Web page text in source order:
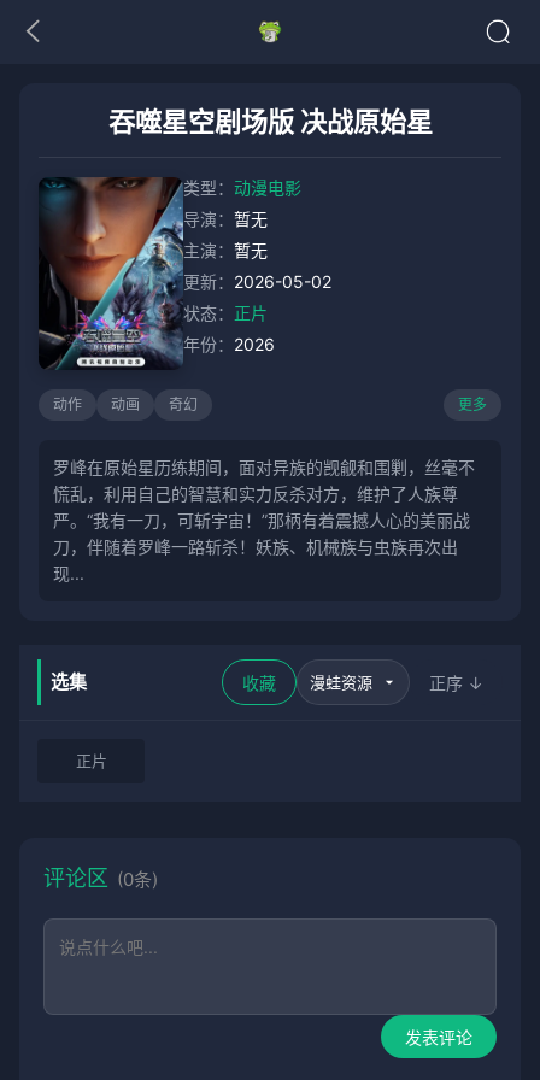
吞噬星空剧场版 决战原始星
类型： 动漫电影
导演： 暂无
主演： 暂无
更新： 2026-05-02
状态： 正片
年份： 2026
动作 动画 奇幻 更多
罗峰在原始星历练期间，面对异族的觊觎和围剿，丝毫不
慌乱，利用自己的智慧和实力反杀对方，维护了人族尊
严。“我有一刀，可斩宇宙！”那柄有着震撼人心的美丽战
刀，伴随着罗峰一路斩杀！妖族、机械族与虫族再次出
现...
选集 收藏 正序 ↓
正片
评论区 (0条)
发表评论